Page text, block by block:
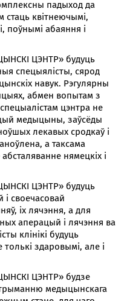
падыход да
стаць квітнеючымі,
поўнымі абаяння і
ЦЭНТР» будуць
спецыялісты, сярод
навук. Рэгулярны
абмен вопытам з
цэнтра не
медыцыны, заўсёды
лекавых сродкаў і
а таксама
нямецкіх і
ЦЭНТР» будуць
своечасовай
іх лячэння, а для
аперацый і лячэння ва
клінікі будуць
здаровымі, але і
ЦЭНТР» будзе
медыцынскага